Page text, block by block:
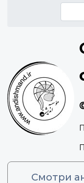
Смотри